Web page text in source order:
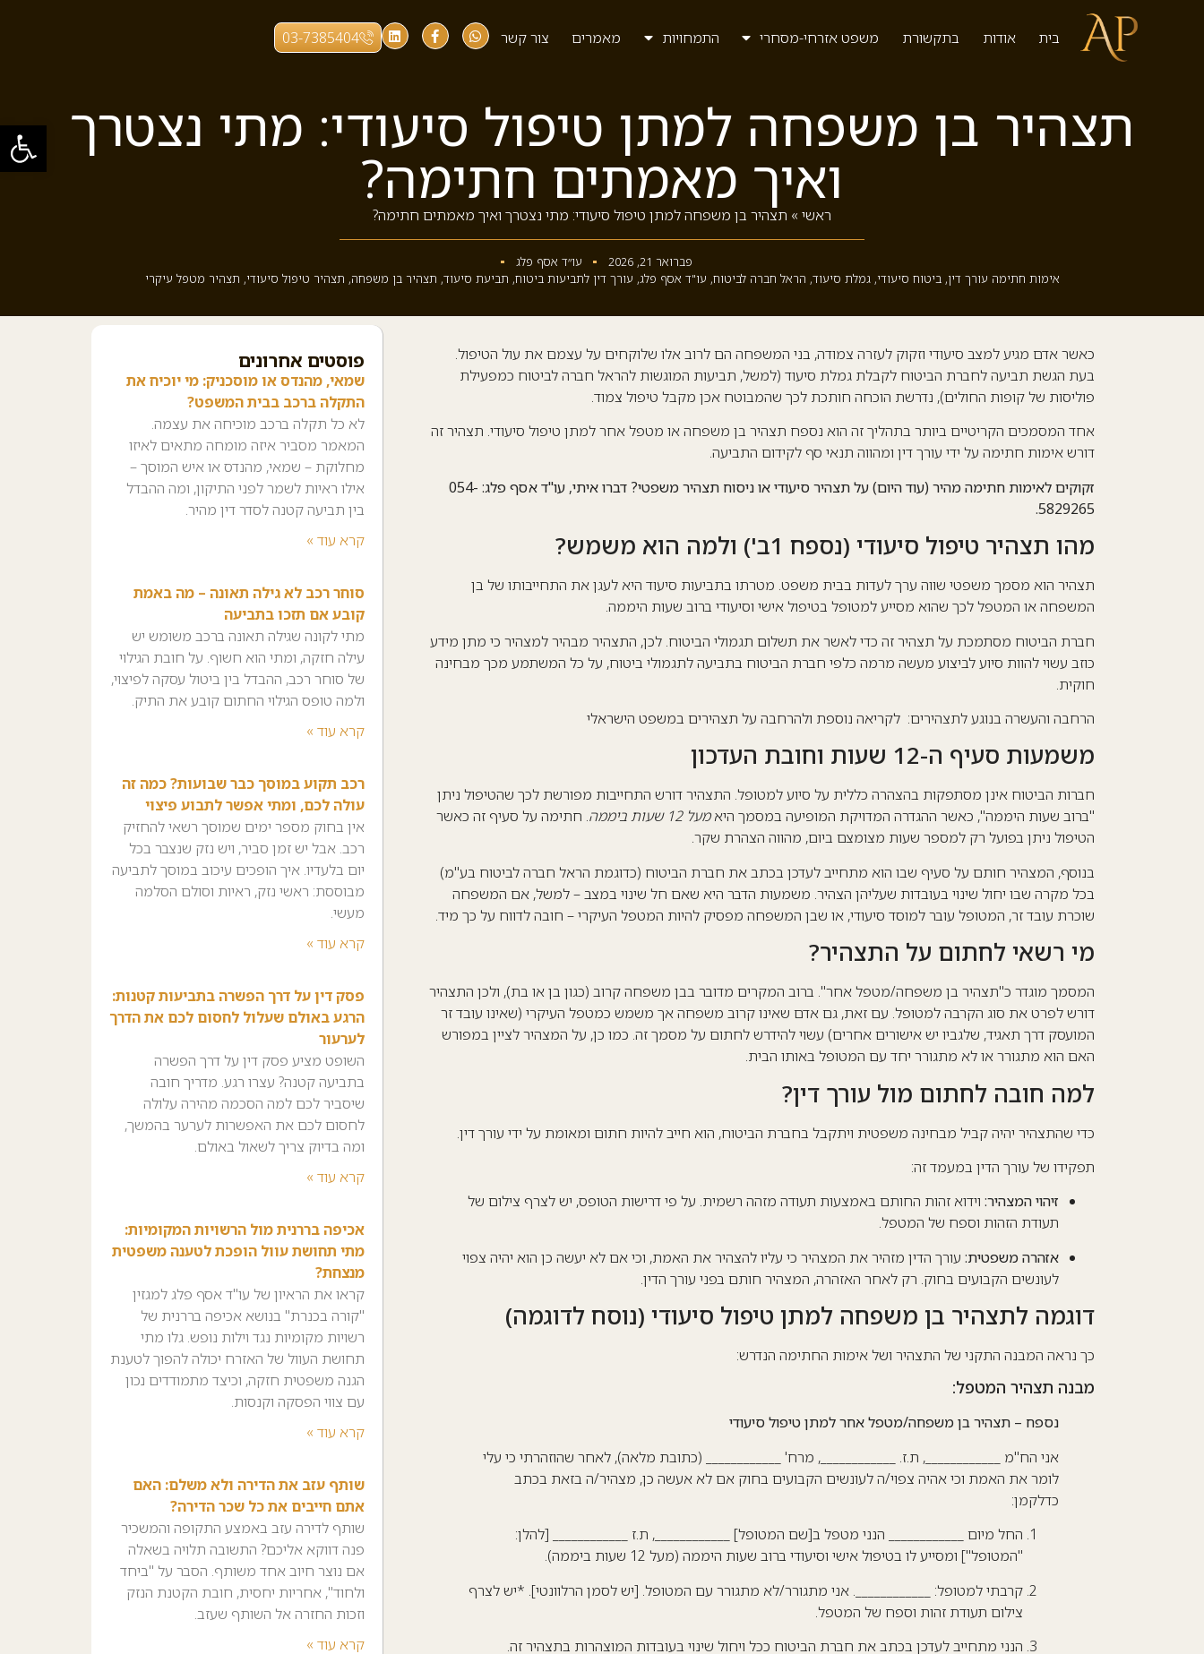
פתח
בית אודות בתקשורת משפט אזרחי-מסחרי התמחויות מאמרים צור קשר 03-7385404
תצהיר בן משפחה למתן טיפול סיעודי: מתי נצטרך
ואיך מאמתים חתימה?
ראשי » תצהיר בן משפחה למתן טיפול סיעודי: מתי נצטרך ואיך מאמתים חתימה?
פברואר 21, 2026
עו״ד אסף פלג
אימות חתימה עורך דין,ביטוח סיעודי,גמלת סיעוד, הראל חברה לביטוח, עו"ד אסף פלג, עורך דין לתביעות ביטוח, תביעת סיעוד, תצהיר בן משפחה, תצהיר טיפול סיעודי, תצהיר מטפל עיקרי
כאשר אדם מגיע למצב סיעודי וזקוק לעזרה צמודה, בני המשפחה הם לרוב אלו שלוקחים על עצמם את עול הטיפול.
בעת הגשת תביעה לחברת הביטוח לקבלת גמלת סיעוד (למשל, תביעות המוגשות להראל חברה לביטוח כמפעילת
פוליסות של קופות החולים), נדרשת הוכחה חותכת לכך שהמבוטח אכן מקבל טיפול צמוד.
אחד המסמכים הקריטיים ביותר בתהליך זה הוא נספח תצהיר בן משפחה או מטפל אחר למתן טיפול סיעודי. תצהיר זה
דורש אימות חתימה על ידי עורך דין ומהווה תנאי סף לקידום התביעה.
זקוקים לאימות חתימה מהיר (עוד היום) על תצהיר סיעודי או ניסוח תצהיר משפטי? דברו איתי, עו"ד אסף פלג: 054-
5829265.
מהו תצהיר טיפול סיעודי (נספח 1ב') ולמה הוא משמש?
תצהיר הוא מסמך משפטי שווה ערך לעדות בבית משפט. מטרתו בתביעות סיעוד היא לעגן את התחייבותו של בן
המשפחה או המטפל לכך שהוא מסייע למטופל בטיפול אישי וסיעודי ברוב שעות היממה.
חברת הביטוח מסתמכת על תצהיר זה כדי לאשר את תשלום תגמולי הביטוח. לכן, התצהיר מבהיר למצהיר כי מתן מידע
כוזב עשוי להוות סיוע לביצוע מעשה מרמה כלפי חברת הביטוח בתביעה לתגמולי ביטוח, על כל המשתמע מכך מבחינה
חוקית.
הרחבה והעשרה בנוגע לתצהירים: לקריאה נוספת ולהרחבה על תצהירים במשפט הישראלי
משמעות סעיף ה-12 שעות וחובת העדכון
חברות הביטוח אינן מסתפקות בהצהרה כללית על סיוע למטופל. התצהיר דורש התחייבות מפורשת לכך שהטיפול ניתן
"ברוב שעות היממה", כאשר ההגדרה המדויקת המופיעה במסמך היאמעל 12 שעות ביממה
. חתימה על סעיף זה כאשר
הטיפול ניתן בפועל רק למספר שעות מצומצם ביום, מהווה הצהרת שקר.
בנוסף, המצהיר חותם על סעיף שבו הוא מתחייב לעדכן בכתב את חברת הביטוח (כדוגמת הראל חברה לביטוח בע"מ)
בכל מקרה שבו יחול שינוי בעובדות שעליהן הצהיר. משמעות הדבר היא שאם חל שינוי במצב – למשל, אם המשפחה
שוכרת עובד זר, המטופל עובר למוסד סיעודי, או שבן המשפחה מפסיק להיות המטפל העיקרי – חובה לדווח על כך מיד.
מי רשאי לחתום על התצהיר?
המסמך מוגדר כ"תצהיר בן משפחה/מטפל אחר". ברוב המקרים מדובר בבן משפחה קרוב (כגון בן או בת), ולכן התצהיר
דורש לפרט את סוג הקרבה למטופל. עם זאת, גם אדם שאינו קרוב משפחה אך משמש כמטפל העיקרי (שאינו עובד זר
המועסק דרך תאגיד, שלגביו יש אישורים אחרים) עשוי להידרש לחתום על מסמך זה. כמו כן, על המצהיר לציין במפורש
האם הוא מתגורר או לא מתגורר יחד עם המטופל באותו הבית.
למה חובה לחתום מול עורך דין?
כדי שהתצהיר יהיה קביל מבחינה משפטית ויתקבל בחברת הביטוח, הוא חייב להיות חתום ומאומת על ידי עורך דין.
תפקידו של עורך הדין במעמד זה:
זיהוי המצהיר: וידוא זהות החותם באמצעות תעודה מזהה רשמית. על פי דרישות הטופס, יש לצרף צילום של
תעודת הזהות וספח של המטפל.
אזהרה משפטית: עורך הדין מזהיר את המצהיר כי עליו להצהיר את האמת, וכי אם לא יעשה כן הוא יהיה צפוי
לעונשים הקבועים בחוק. רק לאחר האזהרה, המצהיר חותם בפני עורך הדין.
דוגמה לתצהיר בן משפחה למתן טיפול סיעודי (נוסח לדוגמה)
כך נראה המבנה התקני של התצהיר ושל אימות החתימה הנדרש:
מבנה תצהיר המטפל:
נספח – תצהיר בן משפחה/מטפל אחר למתן טיפול סיעודי
אני הח"מ ____________, ת.ז. ____________, מרח' ____________ (כתובת מלאה), לאחר שהוזהרתי כי עלי
לומר את האמת וכי אהיה צפוי/ה לעונשים הקבועים בחוק אם לא אעשה כן, מצהיר/ה בזאת בכתב
כדלקמן:
החל מיום ____________ הנני מטפל ב[שם המטופל] ____________, ת.ז ____________ [להלן:
"המטופל"] ומסייע לו בטיפול אישי וסיעודי ברוב שעות היממה (מעל 12 שעות ביממה).
קרבתי למטופל: ____________. אני מתגורר/לא מתגורר עם המטופל. [יש לסמן הרלוונטי]. *יש לצרף
צילום תעודת זהות וספח של המטפל.
הנני מתחייב לעדכן בכתב את חברת הביטוח ככל ויחול שינוי בעובדות המוצהרות בתצהיר זה.
פוסטים אחרונים
שמאי, מהנדס או מוסכניק: מי יוכיח את
התקלה ברכב בבית המשפט?
לא כל תקלה ברכב מוכיחה את עצמה.
המאמר מסביר איזה מומחה מתאים לאיזו
מחלוקת – שמאי, מהנדס או איש המוסך –
אילו ראיות לשמר לפני התיקון, ומה ההבדל
בין תביעה קטנה לסדר דין מהיר.
קרא עוד »
סוחר רכב לא גילה תאונה – מה באמת
קובע אם תזכו בתביעה
מתי לקונה שגילה תאונה ברכב משומש יש
עילה חזקה, ומתי הוא חשוף. על חובת הגילוי
של סוחר רכב, ההבדל בין ביטול עסקה לפיצוי,
ולמה טופס הגילוי החתום קובע את התיק.
קרא עוד »
רכב תקוע במוסך כבר שבועות? כמה זה
עולה לכם, ומתי אפשר לתבוע פיצוי
אין בחוק מספר ימים שמוסך רשאי להחזיק
רכב. אבל יש זמן סביר, ויש נזק שנצבר בכל
יום בלעדיו. איך הופכים עיכוב במוסך לתביעה
מבוססת: ראשי נזק, ראיות וסולם הסלמה
מעשי.
קרא עוד »
פסק דין על דרך הפשרה בתביעות קטנות:
הרגע באולם שעלול לחסום לכם את הדרך
לערעור
השופט מציע פסק דין על דרך הפשרה
בתביעה קטנה? עצרו רגע. מדריך חובה
שיסביר לכם למה הסכמה מהירה עלולה
לחסום לכם את האפשרות לערער בהמשך,
ומה בדיוק צריך לשאול באולם.
קרא עוד »
אכיפה בררנית מול הרשויות המקומיות:
מתי תחושת עוול הופכת לטענה משפטית
מנצחת?
קראו את הראיון של עו"ד אסף פלג למגזין
"קורה בכנרת" בנושא אכיפה בררנית של
רשויות מקומיות נגד וילות נופש. גלו מתי
תחושת העוול של האזרח יכולה להפוך לטענת
הגנה משפטית חזקה, וכיצד מתמודדים נכון
עם צווי הפסקה וקנסות.
קרא עוד »
שותף עזב את הדירה ולא משלם: האם
אתם חייבים את כל שכר הדירה?
שותף לדירה עזב באמצע התקופה והמשכיר
פנה דווקא אליכם? התשובה תלויה בשאלה
אם נוצר חיוב אחד משותף. הסבר על "ביחד
ולחוד", אחריות יחסית, חובת הקטנת הנזק
וזכות החזרה אל השותף שעזב.
קרא עוד »